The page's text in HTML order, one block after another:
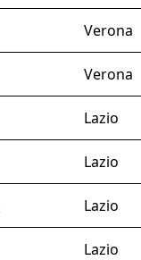
Verona
Verona
Lazio
Lazio
Lazio
Lazio